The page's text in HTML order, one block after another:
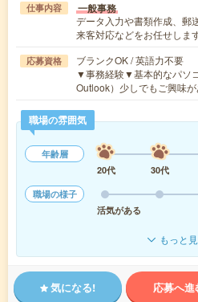
仕事内容 一般事務
データ入力や書類作成、郵
来客対応などをお任せし
応募資格
ブランクOK / 英語力不要
▼事務経験▼基本的なパソ
Outlook）少しでもご興味
職場の雰囲気
年齢層
20代
30代
職場の様子
活気がある
もっと
気になる! 応募へ進